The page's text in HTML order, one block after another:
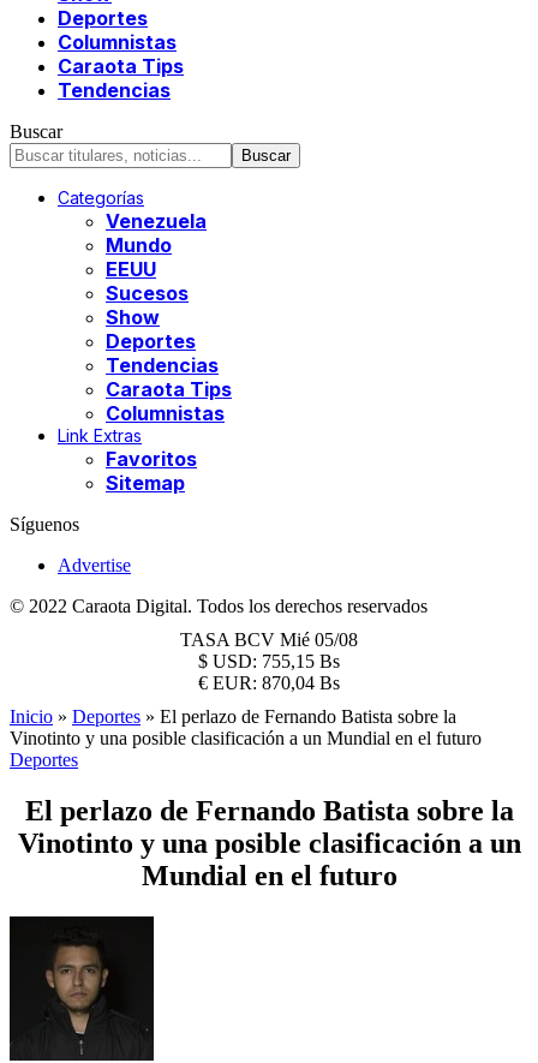
Deportes
Columnistas
Caraota Tips
Tendencias
Buscar
Categorías
Venezuela
Mundo
EEUU
Sucesos
Show
Deportes
Tendencias
Caraota Tips
Columnistas
Link Extras
Favoritos
Sitemap
Síguenos
Advertise
© 2022 Caraota Digital. Todos los derechos reservados
TASA BCV Mié 05/08
$ USD: 755,15 Bs
€ EUR: 870,04 Bs
Inicio » Deportes » El perlazo de Fernando Batista sobre la
Vinotinto y una posible clasificación a un Mundial en el futuro
Deportes
El perlazo de Fernando Batista sobre la
Vinotinto y una posible clasificación a un
Mundial en el futuro